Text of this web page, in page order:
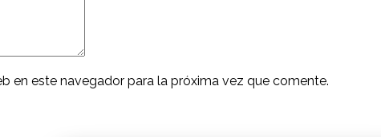
en este navegador para la próxima vez que comente.